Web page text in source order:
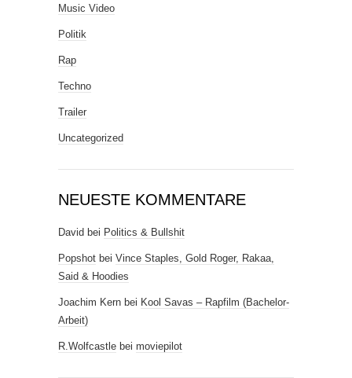
Music Video
Politik
Rap
Techno
Trailer
Uncategorized
NEUESTE KOMMENTARE
David bei Politics & Bullshit
Popshot bei Vince Staples, Gold Roger, Rakaa,
Said & Hoodies
Joachim Kern bei Kool Savas – Rapfilm (Bachelor-
Arbeit)
R.Wolfcastle bei moviepilot